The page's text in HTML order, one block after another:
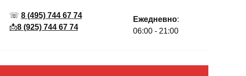
☏ 8 (495) 744 67 74
📩8 (925) 744 67 74
Ежедневно:
06:00 - 21:00